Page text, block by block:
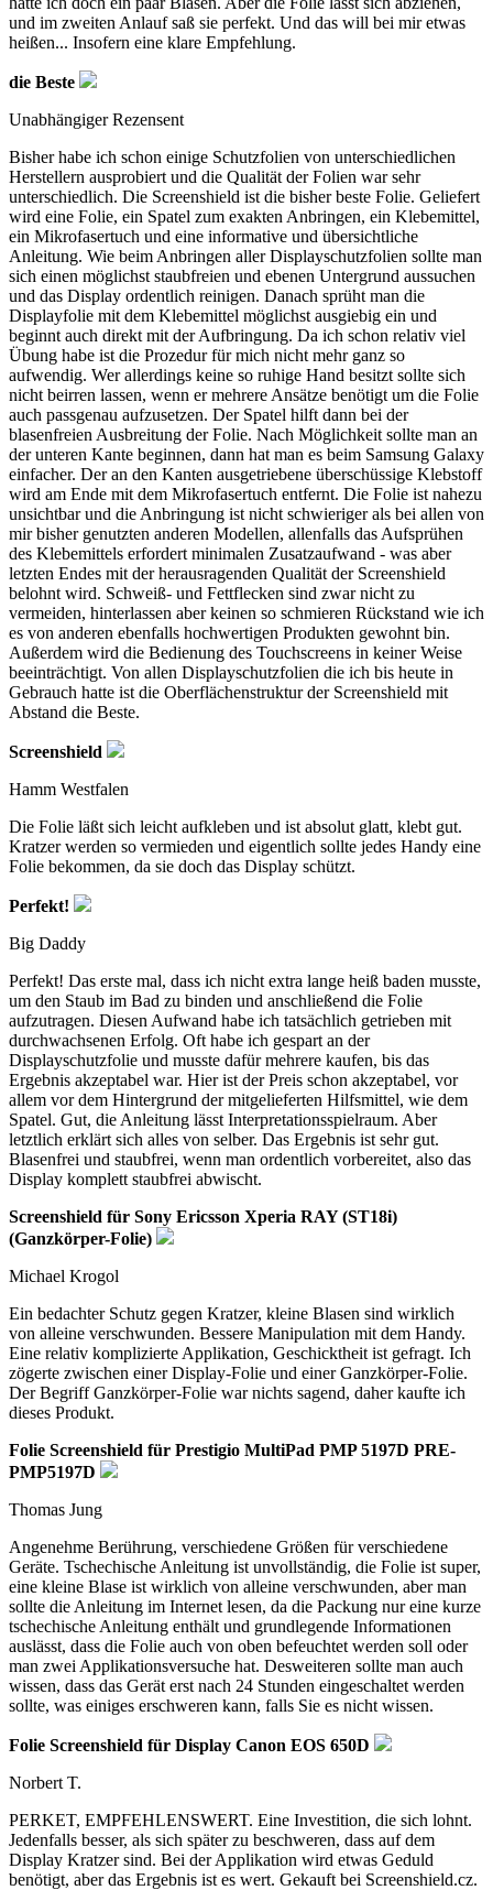
und im zweiten Anlauf saß sie perfekt. Und das will bei mir etwas
heißen... Insofern eine klare Empfehlung.
die Beste
Unabhängiger Rezensent
Bisher habe ich schon einige Schutzfolien von unterschiedlichen
Herstellern ausprobiert und die Qualität der Folien war sehr
unterschiedlich. Die Screenshield ist die bisher beste Folie. Geliefert
wird eine Folie, ein Spatel zum exakten Anbringen, ein Klebemittel,
ein Mikrofasertuch und eine informative und übersichtliche
Anleitung. Wie beim Anbringen aller Displayschutzfolien sollte man
sich einen möglichst staubfreien und ebenen Untergrund aussuchen
und das Display ordentlich reinigen. Danach sprüht man die
Displayfolie mit dem Klebemittel möglichst ausgiebig ein und
beginnt auch direkt mit der Aufbringung. Da ich schon relativ viel
Übung habe ist die Prozedur für mich nicht mehr ganz so
aufwendig. Wer allerdings keine so ruhige Hand besitzt sollte sich
nicht beirren lassen, wenn er mehrere Ansätze benötigt um die Folie
auch passgenau aufzusetzen. Der Spatel hilft dann bei der
blasenfreien Ausbreitung der Folie. Nach Möglichkeit sollte man an
der unteren Kante beginnen, dann hat man es beim Samsung Galaxy
einfacher. Der an den Kanten ausgetriebene überschüssige Klebstoff
wird am Ende mit dem Mikrofasertuch entfernt. Die Folie ist nahezu
unsichtbar und die Anbringung ist nicht schwieriger als bei allen von
mir bisher genutzten anderen Modellen, allenfalls das Aufsprühen
des Klebemittels erfordert minimalen Zusatzaufwand - was aber
letzten Endes mit der herausragenden Qualität der Screenshield
belohnt wird. Schweiß- und Fettflecken sind zwar nicht zu
vermeiden, hinterlassen aber keinen so schmieren Rückstand wie ich
es von anderen ebenfalls hochwertigen Produkten gewohnt bin.
Außerdem wird die Bedienung des Touchscreens in keiner Weise
beeinträchtigt. Von allen Displayschutzfolien die ich bis heute in
Gebrauch hatte ist die Oberflächenstruktur der Screenshield mit
Abstand die Beste.
Screenshield
Hamm Westfalen
Die Folie läßt sich leicht aufkleben und ist absolut glatt, klebt gut.
Kratzer werden so vermieden und eigentlich sollte jedes Handy eine
Folie bekommen, da sie doch das Display schützt.
Perfekt!
Big Daddy
Perfekt! Das erste mal, dass ich nicht extra lange heiß baden musste,
um den Staub im Bad zu binden und anschließend die Folie
aufzutragen. Diesen Aufwand habe ich tatsächlich getrieben mit
durchwachsenen Erfolg. Oft habe ich gespart an der
Displayschutzfolie und musste dafür mehrere kaufen, bis das
Ergebnis akzeptabel war. Hier ist der Preis schon akzeptabel, vor
allem vor dem Hintergrund der mitgelieferten Hilfsmittel, wie dem
Spatel. Gut, die Anleitung lässt Interpretationsspielraum. Aber
letztlich erklärt sich alles von selber. Das Ergebnis ist sehr gut.
Blasenfrei und staubfrei, wenn man ordentlich vorbereitet, also das
Display komplett staubfrei abwischt.
Screenshield für Sony Ericsson Xperia RAY (ST18i)
(Ganzkörper-Folie)
Michael Krogol
Ein bedachter Schutz gegen Kratzer, kleine Blasen sind wirklich
von alleine verschwunden. Bessere Manipulation mit dem Handy.
Eine relativ komplizierte Applikation, Geschicktheit ist gefragt. Ich
zögerte zwischen einer Display-Folie und einer Ganzkörper-Folie.
Der Begriff Ganzkörper-Folie war nichts sagend, daher kaufte ich
dieses Produkt.
Folie Screenshield für Prestigio MultiPad PMP 5197D PRE-
PMP5197D
Thomas Jung
Angenehme Berührung, verschiedene Größen für verschiedene
Geräte. Tschechische Anleitung ist unvollständig, die Folie ist super,
eine kleine Blase ist wirklich von alleine verschwunden, aber man
sollte die Anleitung im Internet lesen, da die Packung nur eine kurze
tschechische Anleitung enthält und grundlegende Informationen
auslässt, dass die Folie auch von oben befeuchtet werden soll oder
man zwei Applikationsversuche hat. Desweiteren sollte man auch
wissen, dass das Gerät erst nach 24 Stunden eingeschaltet werden
sollte, was einiges erschweren kann, falls Sie es nicht wissen.
Folie Screenshield für Display Canon EOS 650D
Norbert T.
PERKET, EMPFEHLENSWERT. Eine Investition, die sich lohnt.
Jedenfalls besser, als sich später zu beschweren, dass auf dem
Display Kratzer sind. Bei der Applikation wird etwas Geduld
benötigt, aber das Ergebnis ist es wert. Gekauft bei Screenshield.cz.